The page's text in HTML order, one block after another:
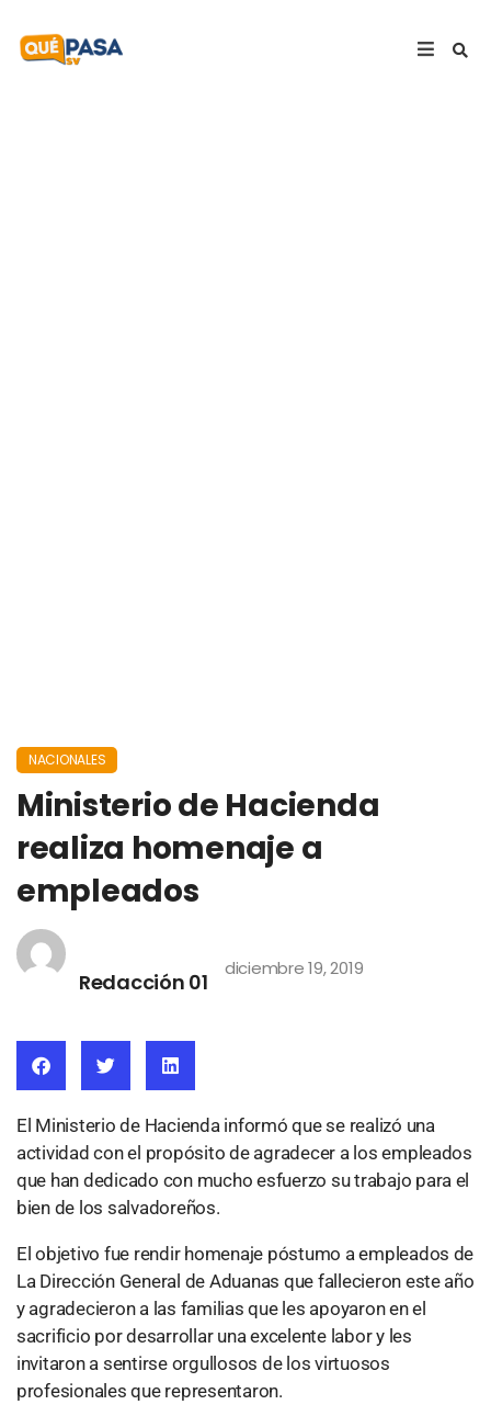
NACIONALES
Ministerio de Hacienda
realiza homenaje a
empleados
Redacción 01
diciembre 19, 2019
El Ministerio de Hacienda informó que se realizó una
actividad con el propósito de agradecer a los empleados
que han dedicado con mucho esfuerzo su trabajo para el
bien de los salvadoreños.
El objetivo fue rendir homenaje póstumo a empleados de
La Dirección General de Aduanas que fallecieron este año
y agradecieron a las familias que les apoyaron en el
sacrificio por desarrollar una excelente labor y les
invitaron a sentirse orgullosos de los virtuosos
profesionales que representaron.